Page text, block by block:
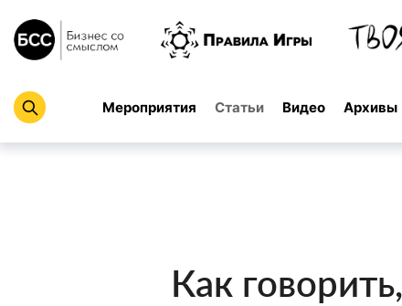
Мероприятия Статьи Видео Архивы
Как